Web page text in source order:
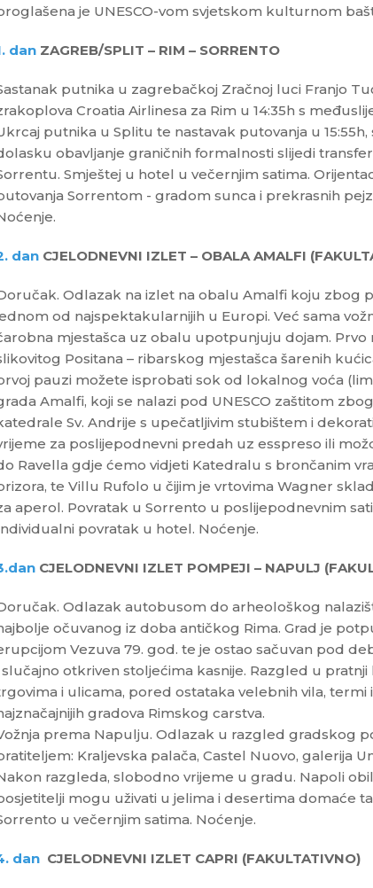
je UNESCO-vom svjetskom kulturnom
dan ZAGREB/SPLIT – RIM – SORRENTO
putnika u zagrebačkoj Zračnoj luci Franjo
Croatia Airlinesa za Rim u 14:35h s
putnika u Splitu te nastavak putovanja u 15:55h,
obavljanje graničnih formalnosti slijedi
Smještej u hotel u večernjim satima.
Sorrentom - gradom sunca i prekrasnih
dan CJELODNEVNI IZLET – OBALA AMALFI
Odlazak na izlet na obalu Amalfi koju zbog
od najspektakularnijih u Europi. Već sama
mjestašca uz obalu upotpunjuju dojam. Prvo
Positana – ribarskog mjestašca šarenih
pauzi možete isprobati sok od lokalnog voća
Amalfi, koji se nalazi pod UNESCO zaštitom
Sv. Andrije s upečatljivim stubištem i
za poslijepodnevni predah uz esspreso ili
Ravella gdje ćemo vidjeti Katedralu s brončanim
te Villu Rufolo u čijim je vrtovima Wagner
aperol. Povratak u Sorrento u poslijepodnevnim
povratak u hotel. Noćenje.
CJELODNEVNI IZLET POMPEJI – NAPULJ
Odlazak autobusom do arheološkog
očuvanog iz doba antičkog Rima. Grad je
Vezuva 79. god. te je ostao sačuvan pod
slučajno otkriven stoljećima kasnije. Razgled u
i ulicama, pored ostataka velebnih vila,
gradova Rimskog carstva.
prema Napulju. Odlazak u razgled gradskog
Kraljevska palača, Castel Nuovo, galerija
razgleda, slobodno vrijeme u gradu. Napoli
mogu uživati u jelima i desertima domaće
u večernjim satima. Noćenje.
dan CJELODNEVNI IZLET CAPRI (FAKULTATIVNO)